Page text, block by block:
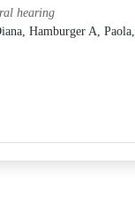
hearing
Hamburger A, Paola,